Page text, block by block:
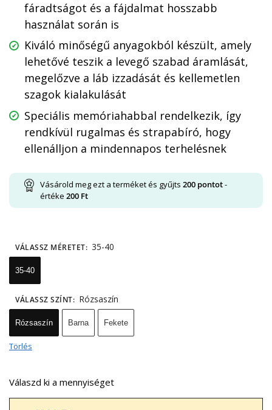
fáradtságot és a fájdalmat hosszabb
használat során is
Kiváló minőségű anyagokból készült, amely
lehetővé teszik a levegő szabad áramlását,
megelőzve a láb izzadását és kellemetlen
szagok kialakulását
Speciális memóriahabbal rendelkezik, így
rendkívül rugalmas és strapabíró, hogy
ellenálljon a mindennapos terhelésnek
Vásárold meg ezt a terméket és gyűjts 200 pontot-
értéke 200 Ft
VÁLASSZ MÉRETET: 35-40
35-40
VÁLASSZ SZÍNT: Rózsaszín
Rózsaszín Barna Fekete
Törlés
Válaszd ki a mennyiséget